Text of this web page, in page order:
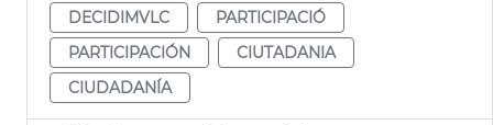
DECIDIMVLC
PARTICIPACIÓ
PARTICIPACIÓN
CIUTADANIA
CIUDADANÍA